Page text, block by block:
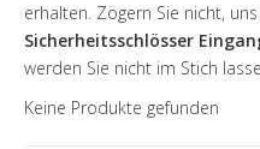
erhalten. Zögern Sie nicht,
Sicherheitsschlösser
werden Sie nicht im Stich
Keine Produkte gefunden